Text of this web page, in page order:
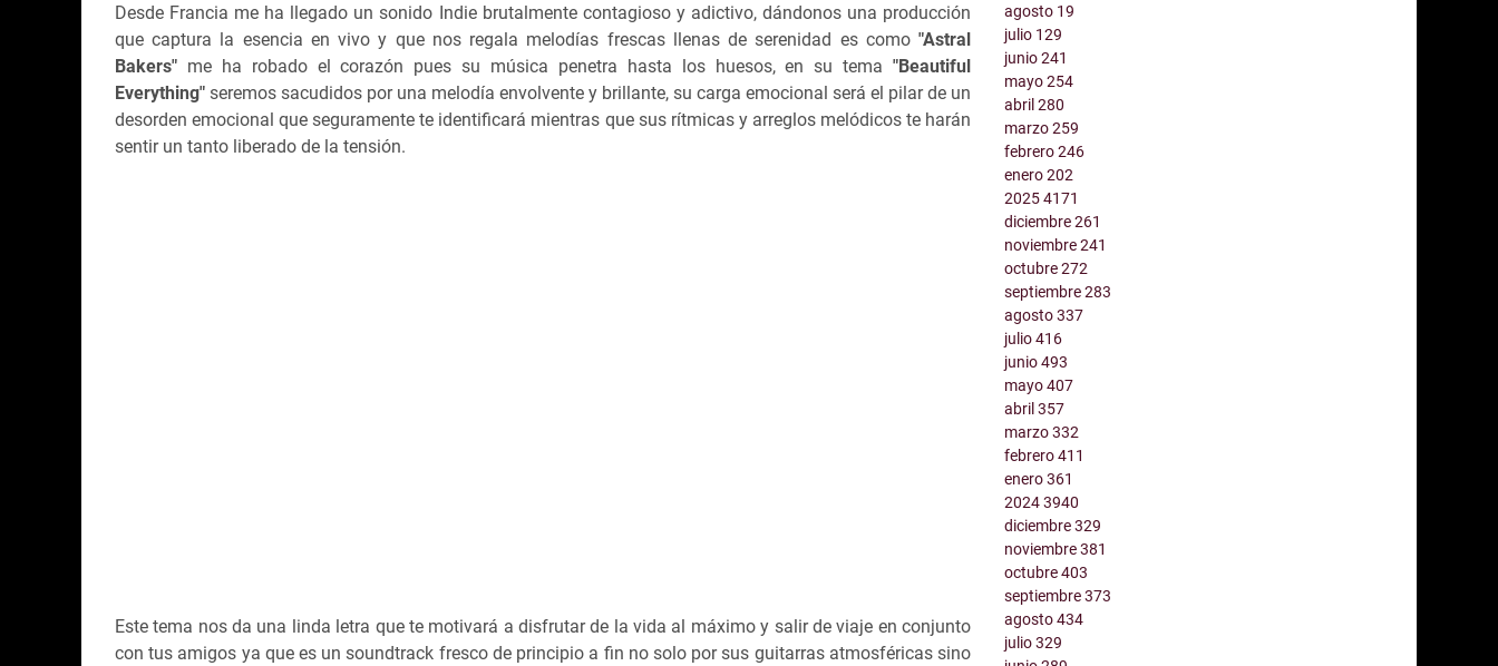
Desde Francia me ha llegado un sonido Indie brutalmente contagioso y adictivo, dándonos una producción
que captura la esencia en vivo y que nos regala melodías frescas llenas de serenidad es como "Astral
Bakers" me ha robado el corazón pues su música penetra hasta los huesos, en su tema "Beautiful
Everything" seremos sacudidos por una melodía envolvente y brillante, su carga emocional será el pilar de un
desorden emocional que seguramente te identificará mientras que sus rítmicas y arreglos melódicos te harán
sentir un tanto liberado de la tensión.
Este tema nos da una linda letra que te motivará a disfrutar de la vida al máximo y salir de viaje en conjunto
con tus amigos ya que es un soundtrack fresco de principio a fin no solo por sus guitarras atmosféricas sino
agosto 19
julio 129
junio241
mayo254
abril280
marzo259
febrero246
enero202
20254171
diciembre261
noviembre241
octubre272
septiembre283
agosto337
julio416
junio493
mayo407
abril357
marzo332
febrero411
enero361
20243940
diciembre329
noviembre381
octubre403
septiembre373
agosto434
julio329